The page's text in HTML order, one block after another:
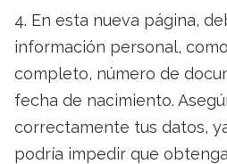
4. En esta nueva página,
información personal,
completo, número de
fecha de nacimiento.
correctamente tus datos,
podría impedir que